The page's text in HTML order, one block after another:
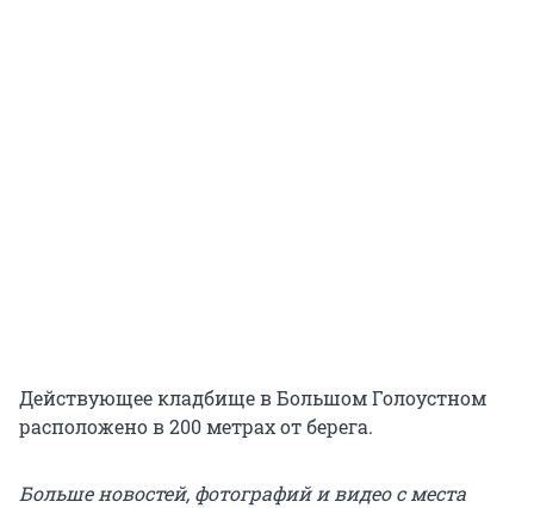
Действующее кладбище в Большом Голоустном
расположено в 200 метрах от берега.
Больше новостей, фотографий и видео с места